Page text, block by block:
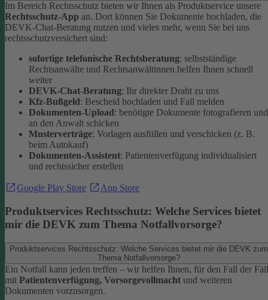
Im Bereich Rechtsschutz bieten wir Ihnen als Produktservice unsere
Rechtsschutz-App an. Dort können Sie Dokumente hochladen, die
DEVK-Chat-Beratung nutzen und vieles mehr, wenn Sie bei uns
rechtsschutzversichert sind:
sofortige telefonische Rechtsberatung: selbstständige
Rechtsanwälte und Rechtsanwältinnen helfen Ihnen schnell
weiter
DEVK-Chat-Beratung: Ihr direkter Draht zu uns
Kfz-Bußgeld: Bescheid hochladen und Fall melden
Dokumenten-Upload: benötigte Dokumente fotografieren und
an den Anwalt schicken
Musterverträge: Vorlagen ausfüllen und verschicken (z. B.
beim Autokauf)
Dokumenten-Assistent: Patientenverfügung individualisiert
und rechtssicher erstellen
Google Play Store App Store
Produktservices Rechtsschutz: Welche Services bietet
mir die DEVK zum Thema Notfallvorsorge?
Produktservices Rechtsschutz: Welche Services bietet mir die DEVK zum
Thema Notfallvorsorge?
Ein Notfall kann jeden treffen – wir helfen Ihnen, für den Fall der
mit Patientenverfügung, Vorsorgevollmacht und weiteren
Dokumenten vorzusorgen.